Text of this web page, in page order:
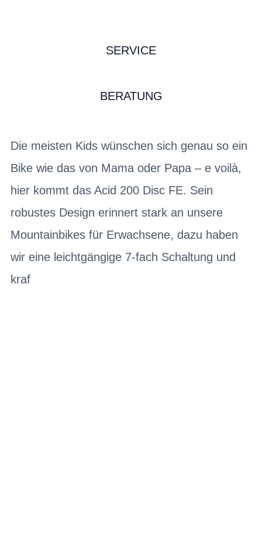
SERVICE
BERATUNG
Die meisten Kids wünschen sich genau so ein
Bike wie das von Mama oder Papa – e voilà,
hier kommt das Acid 200 Disc FE. Sein
robustes Design erinnert stark an unsere
Mountainbikes für Erwachsene, dazu haben
wir eine leichtgängige 7-fach Schaltung und
kraf